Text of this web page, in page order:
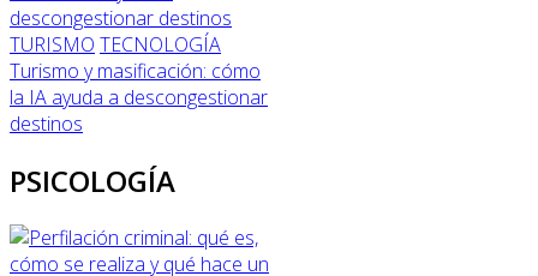
TURISMO TECNOLOGÍA
Turismo y masificación: cómo
la IA ayuda a descongestionar
destinos
PSICOLOGÍA